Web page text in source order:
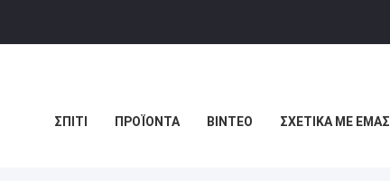
ΣΠΊΤΙ ΠΡΟΪΌΝΤΑ ΒΊΝΤΕΟ ΣΧΕΤΙΚΆ ΜΕ ΕΜΆΣ